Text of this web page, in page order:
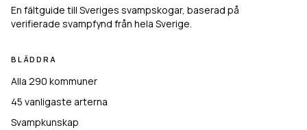
En fältguide till Sveriges svampskogar, baserad på
verifierade svampfynd från hela Sverige.
BLÄDDRA
Alla 290 kommuner
45 vanligaste arterna
Svampkunskap